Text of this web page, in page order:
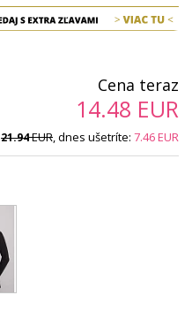
Cena teraz
14.48 EUR
21.94EUR, dnes ušetríte: 7.46EUR